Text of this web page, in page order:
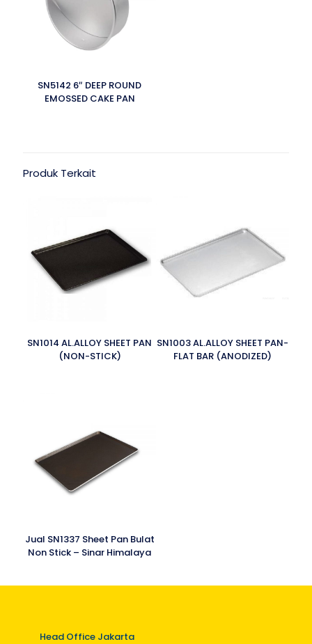
SN5142 6″ DEEP ROUND
EMOSSED CAKE PAN
Produk Terkait
SN1014 AL.ALLOY SHEET PAN
(NON-STICK)
SN1003 AL.ALLOY SHEET PAN-
FLAT BAR (ANODIZED)
Jual SN1337 Sheet Pan Bulat
Non Stick – Sinar Himalaya
Head Office Jakarta